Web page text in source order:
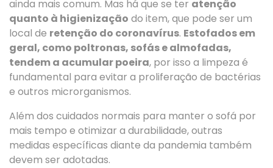
ainda mais comum. Mas há que se ter atenção
quanto à higienização do item, que pode ser um
local de retenção do coronavírus. Estofados em
geral, como poltronas, sofás e almofadas,
tendem a acumular poeira, por isso a limpeza é
fundamental para evitar a proliferação de bactérias
e outros microrganismos.
Além dos cuidados normais para manter o sofá por
mais tempo e otimizar a durabilidade, outras
medidas específicas diante da pandemia também
devem ser adotadas.